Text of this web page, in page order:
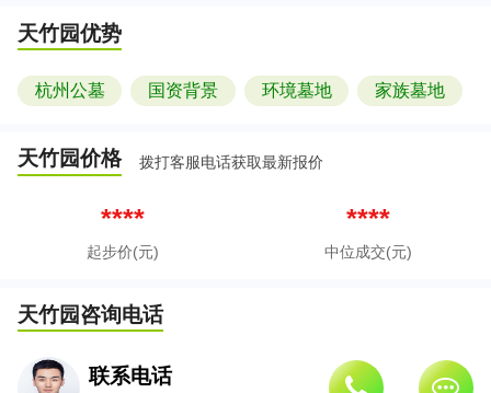
天竹园优势
杭州公墓 国资背景 环境墓地 家族墓地
天竹园价格 拨打客服电话获取最新报价
****
起步价(元)
****
中位成交(元)
天竹园咨询电话
联系电话